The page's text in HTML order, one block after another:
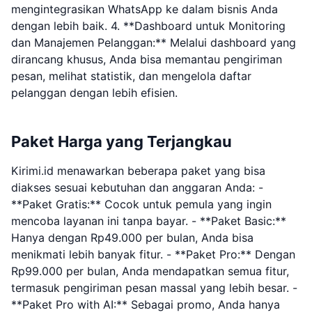
mengintegrasikan WhatsApp ke dalam bisnis Anda
dengan lebih baik. 4. **Dashboard untuk Monitoring
dan Manajemen Pelanggan:** Melalui dashboard yang
dirancang khusus, Anda bisa memantau pengiriman
pesan, melihat statistik, dan mengelola daftar
pelanggan dengan lebih efisien.
Paket Harga yang Terjangkau
Kirimi.id menawarkan beberapa paket yang bisa
diakses sesuai kebutuhan dan anggaran Anda: -
**Paket Gratis:** Cocok untuk pemula yang ingin
mencoba layanan ini tanpa bayar. - **Paket Basic:**
Hanya dengan Rp49.000 per bulan, Anda bisa
menikmati lebih banyak fitur. - **Paket Pro:** Dengan
Rp99.000 per bulan, Anda mendapatkan semua fitur,
termasuk pengiriman pesan massal yang lebih besar. -
**Paket Pro with AI:** Sebagai promo, Anda hanya